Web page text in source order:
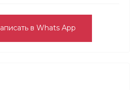
в Whats App